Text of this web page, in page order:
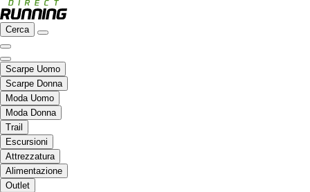
Cerca
Scarpe Uomo
Scarpe Donna
Moda Uomo
Moda Donna
Trail
Escursioni
Attrezzatura
Alimentazione
Outlet